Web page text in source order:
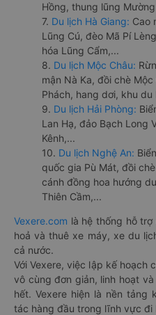
Hồng, thung lũng
7. Du lịch Hà Giang: Cao
Lũng Cú, đèo Mã Pí
hóa Lũng Cẩm,...
8. Du lịch Mộc Châu:
mận Nà Ka, đồi chè
Phách, hang dơi, khu
9. Du lịch Hải Phòng:
Lan Hạ, đảo Bạch Long
Kênh,...
10. Du lịch Nghệ An:
quốc gia Pù Mát, đồi
cánh đồng hoa hướng
Thiên Cầm,...
Vexere.com là hệ thống hỗ
hoả và thuê xe máy, xe du
cả nước.
Với Vexere, việc lập kế hoạch
vô cùng đơn giản, linh hoạt
hết. Vexere hiện là nền tảng
tác hàng đầu trong lĩnh vực đi